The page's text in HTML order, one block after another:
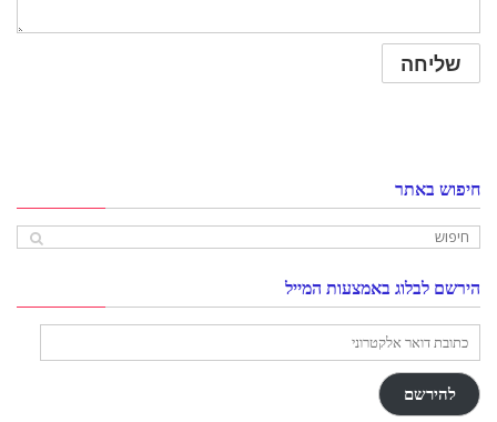
חיפוש באתר
הירשם לבלוג באמצעות המייל
אלקטרוני
להירשם